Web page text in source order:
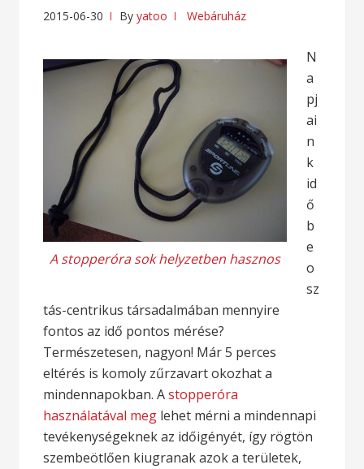
2015-06-30 Byyatoo Webáruház
A stopperóra sok helyzetben hasznos
N
a
pj
ai
n
k
id
ő
b
e
o
sz
tás-centrikus társadalmában mennyire
fontos az idő pontos mérése?
Természetesen, nagyon! Már 5 perces
eltérés is komoly zűrzavart okozhat a
mindennapokban. Astopperóra
használatával meg lehet mérni a mindennapi
tevékenységeknek az időigényét, így rögtön
szembeötlően kiugranak azok a területek,